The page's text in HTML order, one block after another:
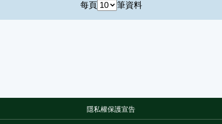
每頁
筆資料
隱私權保護宣告